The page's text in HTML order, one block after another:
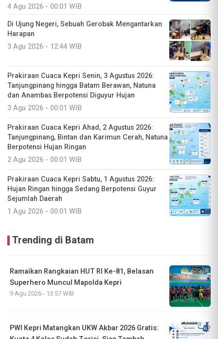
4 Agu 2026 - 00:01 WIB
Di Ujung Negeri, Sebuah Gerobak Mengantarkan
Harapan
3 Agu 2026 - 12:44 WIB
Prakiraan Cuaca Kepri Senin, 3 Agustus 2026:
Tanjungpinang hingga Batam Berawan, Natuna
dan Anambas Berpotensi Diguyur Hujan
3 Agu 2026 - 00:01 WIB
Prakiraan Cuaca Kepri Ahad, 2 Agustus 2026:
Tanjungpinang, Bintan dan Karimun Cerah, Natuna
Berpotensi Hujan Ringan
2 Agu 2026 - 00:01 WIB
Prakiraan Cuaca Kepri Sabtu, 1 Agustus 2026:
Hujan Ringan hingga Sedang Berpotensi Guyur
Sejumlah Daerah
1 Agu 2026 - 00:01 WIB
Trending di Batam
Ramaikan Rangkaian HUT RI Ke-81, Belasan
Superhero Muncul Mapolda Kepri
9 Agu 2026 - 13:57 WIB
PWI Kepri Matangkan UKW Akbar 2026 Gratis: